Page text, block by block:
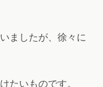
ましたが、徐々に
たいものです。